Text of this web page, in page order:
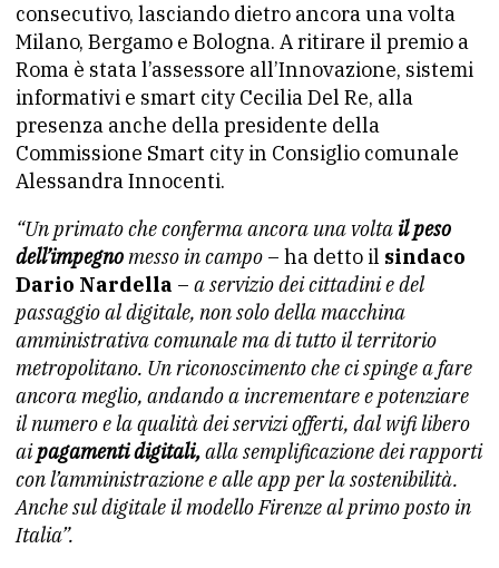
consecutivo, lasciando dietro ancora una volta
Milano, Bergamo e Bologna. A ritirare il premio a
Roma è stata l’assessore all’Innovazione, sistemi
informativi e smart city Cecilia Del Re, alla
presenza anche della presidente della
Commissione Smart city in Consiglio comunale
Alessandra Innocenti.
“Un primato che conferma ancora una volta il peso
dell’impegnomesso in campo – ha detto il sindaco
Dario Nardella – a servizio dei cittadini e del
passaggio al digitale, non solo della macchina
amministrativa comunale ma di tutto il territorio
metropolitano. Un riconoscimento che ci spinge a fare
ancora meglio, andando a incrementare e potenziare
il numero e la qualità dei servizi offerti, dal wifi libero
aipagamenti digitali,alla semplificazione dei rapporti
con l’amministrazione e alle app per la sostenibilità.
Anche sul digitale il modello Firenze al primo posto in
Italia”.